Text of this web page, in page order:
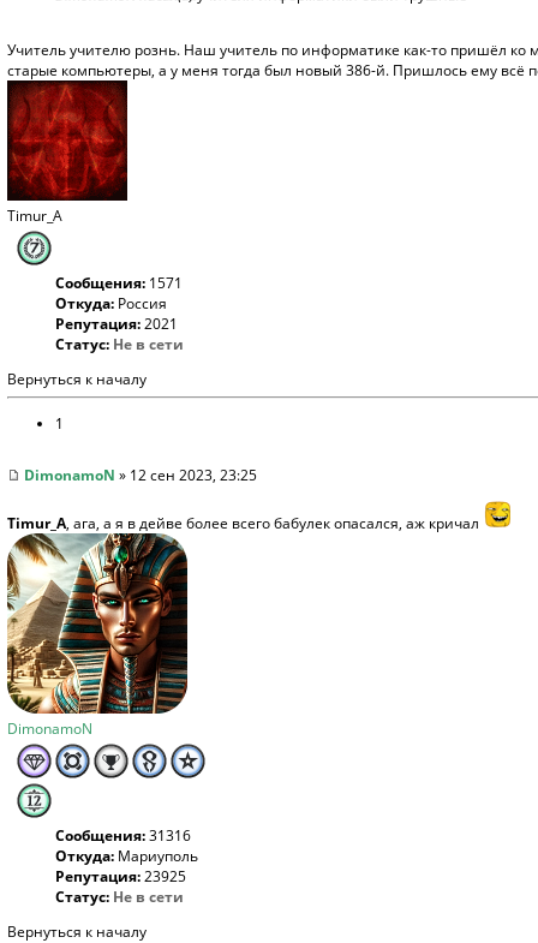
Учитель учителю рознь. Наш учитель по информатике как-то пришёл
старые компьютеры, а у меня тогда был новый 386-й. Пришлось ему всё
Timur_A
Сообщения: 1571
Откуда: Россия
Репутация:2021
Статус: Не в сети
Вернуться к началу
1
DimonamoN » 12 сен 2023, 23:25
Timur_A, ага, а я в дейве более всего бабулек опасался, аж кричал
DimonamoN
Сообщения:31316
Откуда: Мариуполь
Репутация:23925
Статус: Не в сети
Вернуться к началу